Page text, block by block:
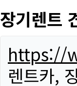
장기렌트
https://
렌트카,